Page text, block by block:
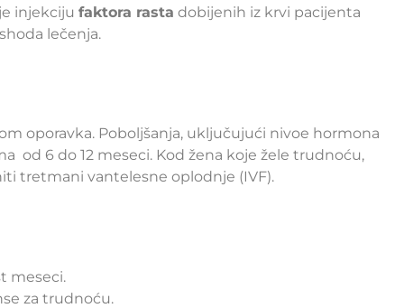
injekciju faktora rasta dobijenih iz krvi pacijenta
lečenja.
oporavka. Poboljšanja, uključujući nivoe hormona
od 6 do 12 meseci. Kod žena koje žele trudnoću,
tretmani vantelesne oplodnje (IVF).
meseci.
za trudnoću.